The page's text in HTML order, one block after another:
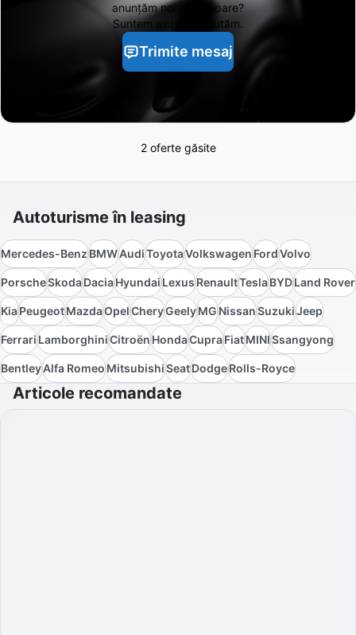
anunțăm noi când apare?
Suntem aici să te ajutăm.
Trimite mesaj
2 oferte găsite
Autoturisme în leasing
Mercedes-BenzBMWAudiToyotaVolkswagenFordVolvo
PorscheSkodaDaciaHyundaiLexusRenaultTeslaBYDLand Rover
KiaPeugeotMazdaOpelCheryGeelyMGNissanSuzukiJeep
FerrariLamborghiniCitroënHondaCupraFiatMINISsangyong
BentleyAlfa RomeoMitsubishiSeatDodgeRolls-Royce
Articole recomandate